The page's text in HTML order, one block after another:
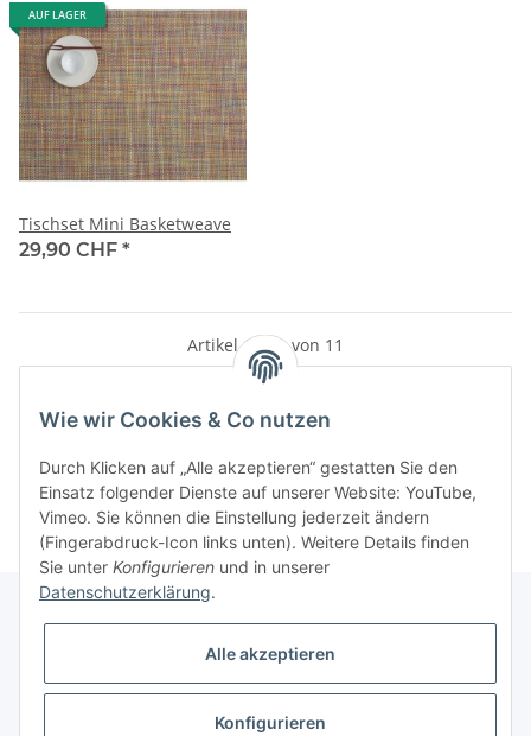
AUF LAGER
Tischset Mini Basketweave
29,90 CHF *
Artikel 1 - 11 von 11
Kategorien
Gesetzliche Informationen
Wie wir Cookies & Co nutzen
Durch Klicken auf „Alle akzeptieren“ gestatten Sie den
Einsatz folgender Dienste auf unserer Website: YouTube,
Vimeo. Sie können die Einstellung jederzeit ändern
(Fingerabdruck-Icon links unten). Weitere Details finden
Sie unter Konfigurieren und in unserer
Datenschutzerklärung.
Alle akzeptieren
Konfigurieren